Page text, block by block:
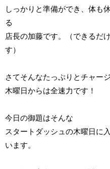
しっかりと準備ができ、体も
る
店長の加藤です。（できるだ
す）
さてそんなたっぷりとチャー
木曜日からは全速力です！
今日の御題はそんな
スタートダッシュの木曜日に
います。